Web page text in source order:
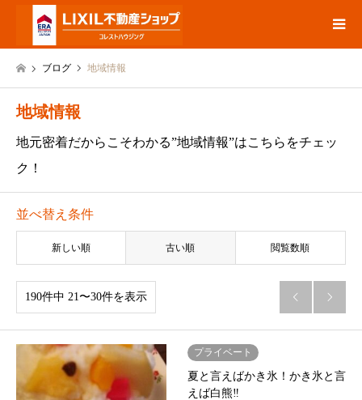
ブログ 地域情報
地域情報
地元密着だからこそわかる”地域情報”はこちらをチェッ
ク！
並べ替え条件
新しい順 古い順 閲覧数順
190件中 21〜30件を表示  
プライベート
夏と言えばかき氷！かき氷と言
えば白熊‼